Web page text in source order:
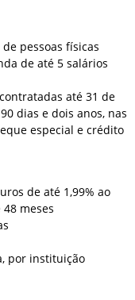
pessoas físicas
de até 5 salários
até 31 de
dias e dois anos, nas
especial e crédito
de até 1,99% ao
meses
por instituição